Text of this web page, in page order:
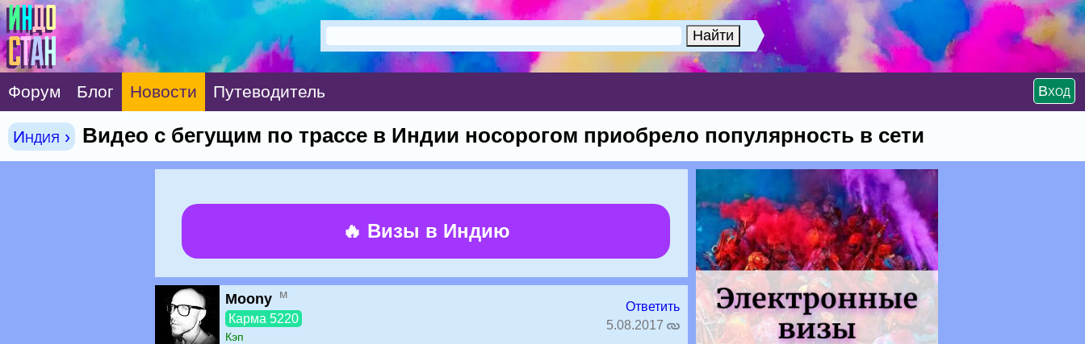
Форум Блог Новости Путеводитель Вход
Индия › Видео с бегущим по трассе в Индии носорогом приобрело популярность в сети
🔥 Визы в Индию
Moony м
Карма 5220
Кэп
Ответить
5.08.2017